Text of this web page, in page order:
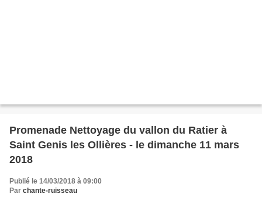
Promenade Nettoyage du vallon du Ratier à
Saint Genis les Ollières - le dimanche 11 mars
2018
Publié le 14/03/2018 à 09:00
Par chante-ruisseau